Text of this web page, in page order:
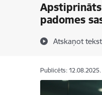
padomes
Atskaņot
Publicēts: 12.08.2025.